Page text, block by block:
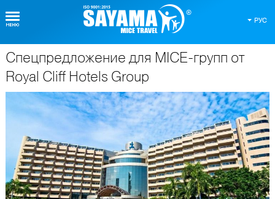
РУС
О Таиланде
Спецпредложение для MICE-групп от
Royal Cliff Hotels Group